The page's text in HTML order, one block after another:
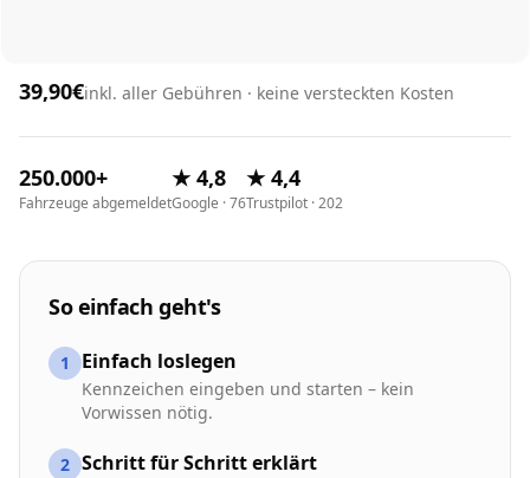
39,90€inkl. aller Gebühren · keine versteckten Kosten
250.000+
Fahrzeuge abgemeldet
★ 4,8
Google · 76
★ 4,4
Trustpilot · 202
So einfach geht's
1 Einfach loslegen
Kennzeichen eingeben und starten – kein
Vorwissen nötig.
2 Schritt für Schritt erklärt